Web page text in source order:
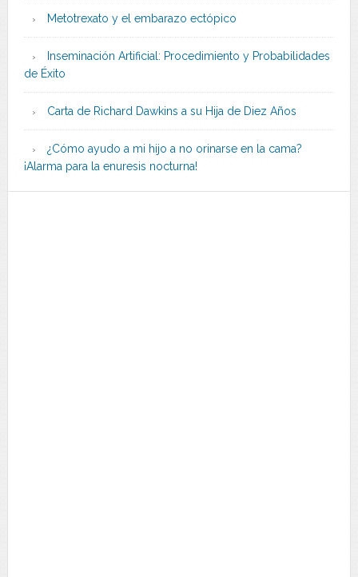
Metotrexato y el embarazo ectópico
Inseminación Artificial: Procedimiento y Probabilidades
de Éxito
Carta de Richard Dawkins a su Hija de Diez Años
¿Cómo ayudo a mi hijo a no orinarse en la cama?
¡Alarma para la enuresis nocturna!